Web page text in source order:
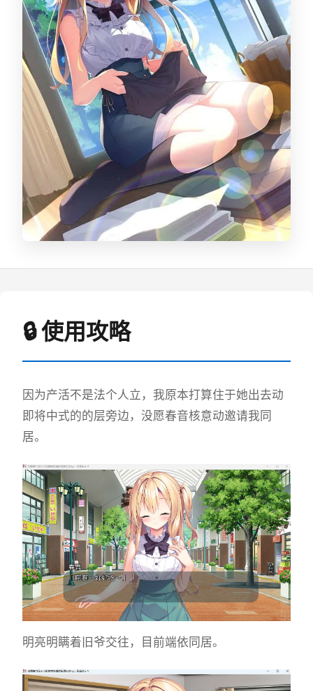
🔒 使用攻略
因为产活不是法个人立，我原本打算住于她出去动
即将中式的的层旁边，没愿春音核意动邀请我同
居。
明亮明瞒着旧爷交往，目前端依同居。